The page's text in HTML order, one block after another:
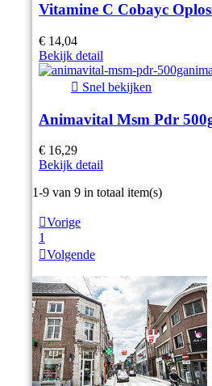
Vitamine C Cobayc
€ 14,04
Bekijk detail
 Snel bekijken
Animavital Msm Pdr
€ 16,29
Bekijk detail
Item 1-9 van 9 in totaal item(s)
Vorige
1
Volgende